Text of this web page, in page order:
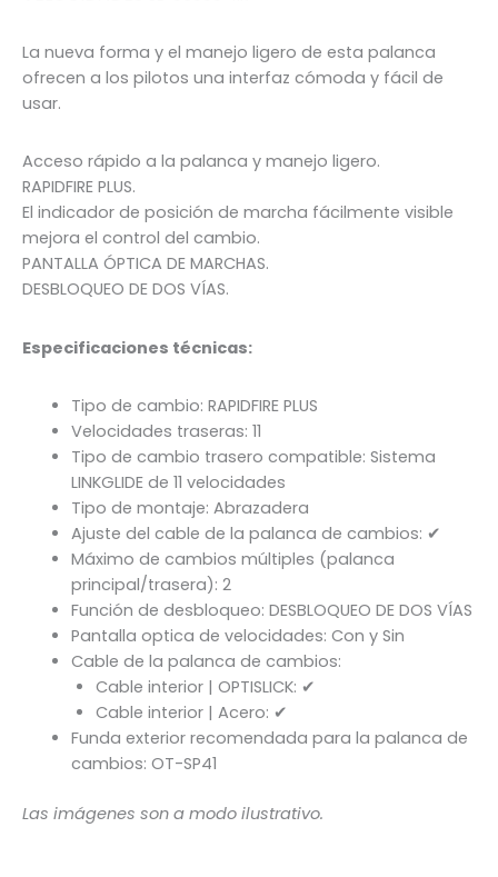
La nueva forma y el manejo ligero de esta palanca
ofrecen a los pilotos una interfaz cómoda y fácil de
usar.
Acceso rápido a la palanca y manejo ligero.
RAPIDFIRE PLUS.
El indicador de posición de marcha fácilmente visible
mejora el control del cambio.
PANTALLA ÓPTICA DE MARCHAS.
DESBLOQUEO DE DOS VÍAS.
Especificaciones técnicas:
Tipo de cambio: RAPIDFIRE PLUS
Velocidades traseras: 11
Tipo de cambio trasero compatible: Sistema
LINKGLIDE de 11 velocidades
Tipo de montaje: Abrazadera
Ajuste del cable de la palanca de cambios: ✔
Máximo de cambios múltiples (palanca
principal/trasera): 2
Función de desbloqueo: DESBLOQUEO DE DOS VÍAS
Pantalla optica de velocidades: Con y Sin
Cable de la palanca de cambios:
Cable interior | OPTISLICK: ✔
Cable interior | Acero: ✔
Funda exterior recomendada para la palanca de
cambios: OT-SP41
Las imágenes son a modo ilustrativo.